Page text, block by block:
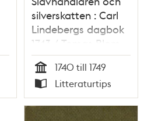
silverskatten : Carl
Lindebergs dagbok
1743 / Tomas Blom
Tid
1740 till 1749
Typ
Litteraturtips